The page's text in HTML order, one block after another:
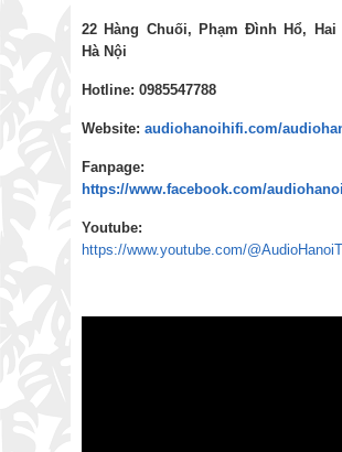
22 Hàng Chuối, Phạm Đình Hổ, Hai
Hà Nội
Hotline: 0985547788
Website: audiohanoihifi.com/
Fanpage:
https://www.facebook.com/
Youtube:
https://www.youtube.com/